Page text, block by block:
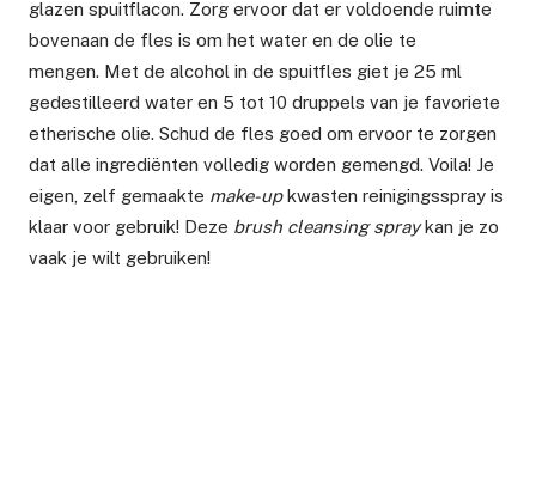
glazen spuitflacon. Zorg ervoor dat er voldoende ruimte
bovenaan de fles is om het water en de olie te
mengen. Met de alcohol in de spuitfles giet je 25 ml
gedestilleerd water en 5 tot 10 druppels van je favoriete
etherische olie. Schud de fles goed om ervoor te zorgen
dat alle ingrediënten volledig worden gemengd. Voila! Je
eigen, zelf gemaakte make-upkwasten reinigingsspray is
klaar voor gebruik! Deze brush cleansing spraykan je zo
vaak je wilt gebruiken!